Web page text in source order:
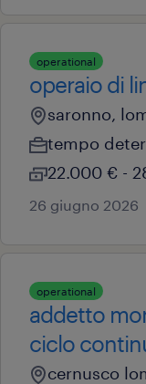
operational
operaio di
saronno,
tempo
22.000 € -
26 giugno 2026
operational
addetto
ciclo
cernusco